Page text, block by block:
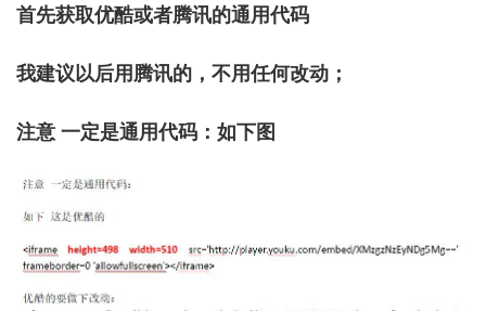
首先获取优酷或者腾讯的通用代码
我建议以后用腾讯的，不用任何改动；
注意 一定是通用代码：如下图